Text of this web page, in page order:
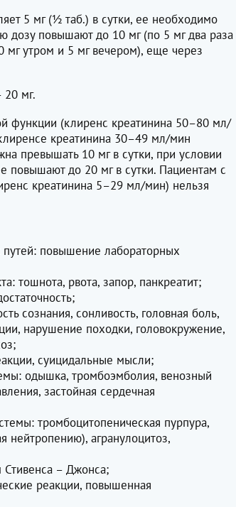
5 мг (½ таб.) в сутки, ее необходимо
дозу повышают до 10 мг (по 5 мг два раза
мг утром и 5 мг вечером), еще через
20 мг.
функции (клиренс креатинина 50–80 мл/
креатинина 30–49 мл/мин
превышать 10 мг в сутки, при условии
до 20 мг в сутки. Пациентам с
креатинина 5–29 мл/мин) нельзя
повышение лабораторных
тошнота, рвота, запор, панкреатит;
сознания, сонливость, головная боль,
нарушение походки, головокружение,
суицидальные мысли;
одышка, тромбоэмболия, венозный
застойная сердечная
тромбоцитопеническая пурпура,
нейтропению), агранулоцитоз,
– Джонса;
реакции, повышенная